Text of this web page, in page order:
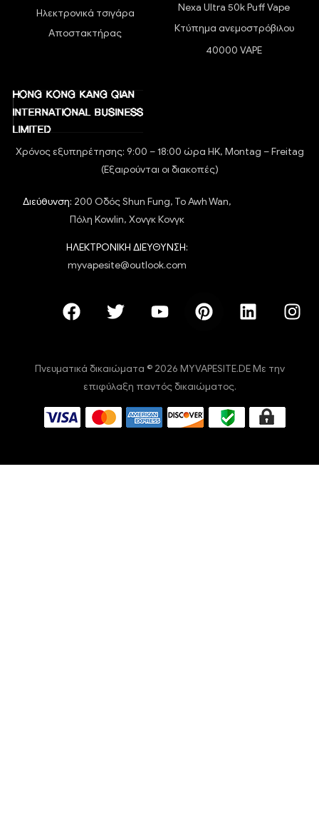
Ηλεκτρονικά τσιγάρα
Αποστακτήρας
Nexa Ultra 50k Puff Vape
Κτύπημα ανεμοστρόβιλου
40000 VAPE
Χρόνος εξυπηρέτησης: 9:00 – 18:00 ώρα HK, Montag – Freitag
(Εξαιρούνται οι διακοπές)
Διεύθυνση: 200 Οδός Shun Fung, To Awh Wan,
Πόλη Kowlin, Χονγκ Κονγκ
ΗΛΕΚΤΡΟΝΙΚΗ ΔΙΕΥΘΥΝΣΗ:
myvapesite@outlook.com
Πνευματικά δικαιώματα © 2026 MYVAPESITE.DE Με την
επιφύλαξη παντός δικαιώματος.